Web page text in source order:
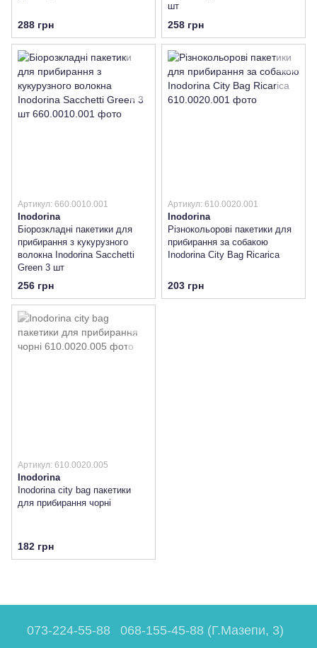
288 грн
шт
258 грн
Артикул: 660.0010.001
Inodorina
Біорозкладні пакетики для
прибирання з кукурузного
волокна Inodorina Sacchetti
Green 3 шт
256 грн
Артикул: 610.0020.001
Inodorina
Різнокольорові пакетики для
прибирання за собакою
Inodorina City Bag Ricarica
203 грн
Артикул: 610.0020.005
Inodorina
Inodorina city bag пакетики
для прибирання чорні
182 грн
073-224-55-88
068-155-45-88 (Г.Мазепи, 3)